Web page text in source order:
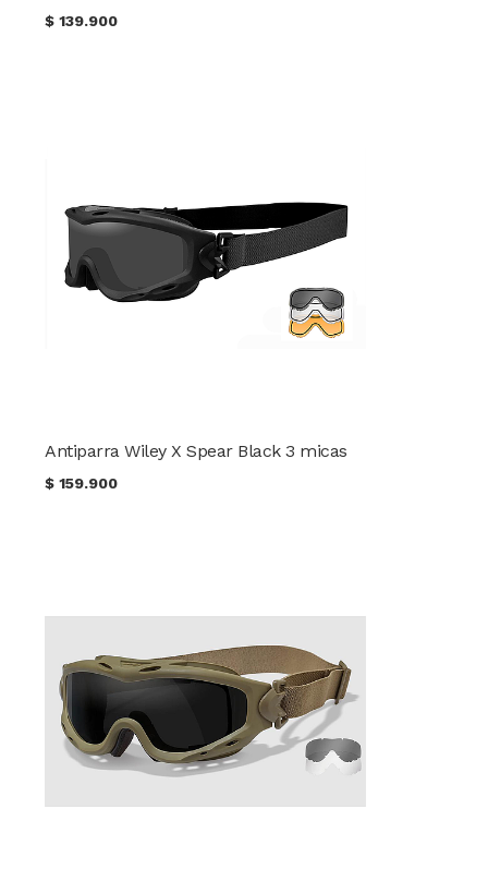
$139.900
Antiparra Wiley X Spear Black 3 micas
$159.900